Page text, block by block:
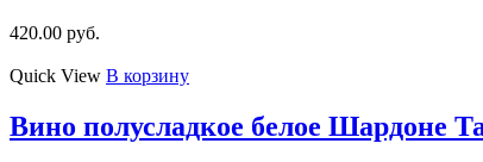
420.00 руб.
Quick View В корзину
Вино полусладкое белое Шардоне